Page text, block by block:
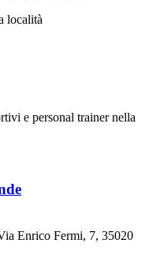
località
e personal trainer nella
Enrico Fermi, 7, 35020